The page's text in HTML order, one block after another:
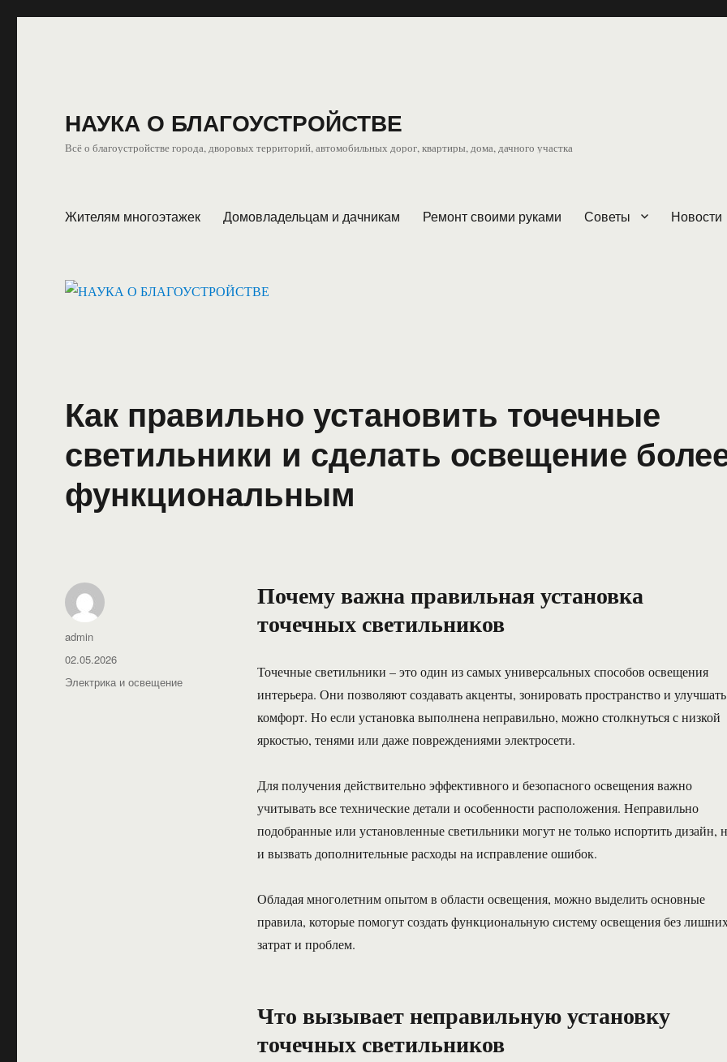
НАУКА О БЛАГОУСТРОЙСТВЕ
Всё о благоустройстве города, дворовых территорий, автомобильных дорог, квартиры, дома, дачного участка
Жителям многоэтажек Домовладельцам и дачникам Ремонт своими руками Советы Новости
Как правильно установить точечные
светильники и сделать освещение
функциональным
Почему важна правильная установка
точечных светильников
Точечные светильники – это один из самых универсальных способов освещения
интерьера. Они позволяют создавать акценты, зонировать пространство и улучшать
комфорт. Но если установка выполнена неправильно, можно столкнуться с низкой
яркостью, тенями или даже повреждениями электросети.
Для получения действительно эффективного и безопасного освещения важно
учитывать все технические детали и особенности расположения. Неправильно
подобранные или установленные светильники могут не только испортить дизайн,
и вызвать дополнительные расходы на исправление ошибок.
Обладая многолетним опытом в области освещения, можно выделить основные
правила, которые помогут создать функциональную систему освещения без
затрат и проблем.
Что вызывает неправильную установку
точечных светильников
Автор
admin
Опубликовано
02.05.2026
Рубрики
Электрика и освещение